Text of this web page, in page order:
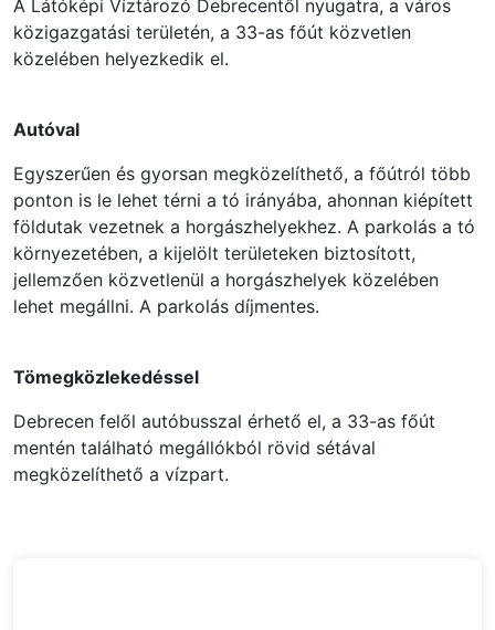
A Látóképi Víztározó Debrecentől nyugatra, a város
közigazgatási területén, a 33-as főút közvetlen
közelében helyezkedik el.
Autóval
Egyszerűen és gyorsan megközelíthető, a főútról több
ponton is le lehet térni a tó irányába, ahonnan kiépített
földutak vezetnek a horgászhelyekhez. A parkolás a tó
környezetében, a kijelölt területeken biztosított,
jellemzően közvetlenül a horgászhelyek közelében
lehet megállni. A parkolás díjmentes.
Tömegközlekedéssel
Debrecen felől autóbusszal érhető el, a 33-as főút
mentén található megállókból rövid sétával
megközelíthető a vízpart.